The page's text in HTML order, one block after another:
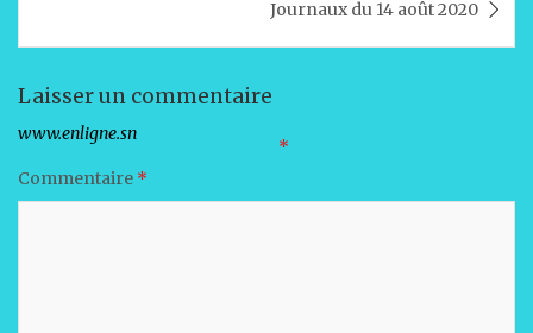
p o
Journaux du 14 août 2020
Laisser un commentaire
Votre adresse e-mail ne sera pas publiée.
Les champs obligatoires sont indiqués avec *
Commentaire *